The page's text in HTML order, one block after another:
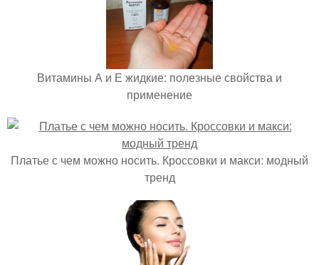
Витамины А и Е жидкие: полезные свойства и
применение
Платье с чем можно носить. Кроссовки и макси: модный
тренд